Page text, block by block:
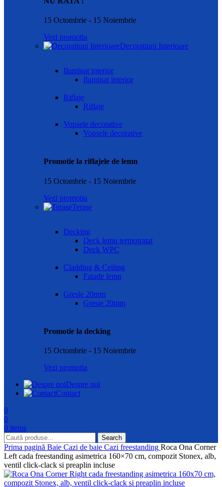
15 Octombrie - 15 Noiembrie
Vezi promotia
Decoratiuni Interioare
Iluminat interior
Iluminat interior
Riflaje
Riflaje
Vopsele decorative
Vopsele decorative
Promotie la riflajele de lemn
15 Octombrie - 15 Noiembrie
Vezi promotia
Terase
Decking
Deck lemn termotratat
Deck WPC
Cladding & Ceiling
Fatade lemn
Gresie 20mm
Gresie 20mm
Promotie la decking
15 Octombrie - 15 Noiembrie
Vezi promotia
Despre noi
Contact
0
0
0 items
Search
Prima pagină Baie Cazi de baie Cazi freestanding Roca Ona Corner
Left cada freestanding asimetrica 160×70 cm, compozit Stonex, alb,
ventil click-clack si preaplin incluse